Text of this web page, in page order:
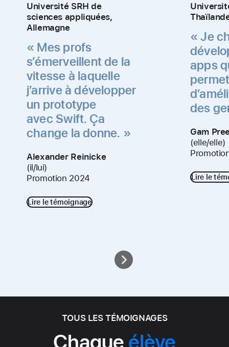
Université SRH de
sciences appliquées,
Allemagne
« Mes profs
s’émerveillent de la
vitesse à laquelle
j’arrive à développer
un prototype
avec Swift. Ça
change la donne. »
Alexander Reinicke
(il/lui)
Promotion 2024
Lire le témoignage
« Je
apps
des
Gam
(elle/elle)
Lire le
TOUS LES TÉMOIGNAGES
Chaque élève